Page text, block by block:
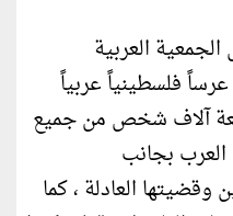
العربية
فلسطينياً عربياً
آلاف شخص من جميع
بجانب
العادلة ، كما